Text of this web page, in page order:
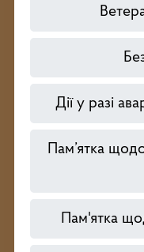
Дії у разі
Пам’ятка
Пам'ятка